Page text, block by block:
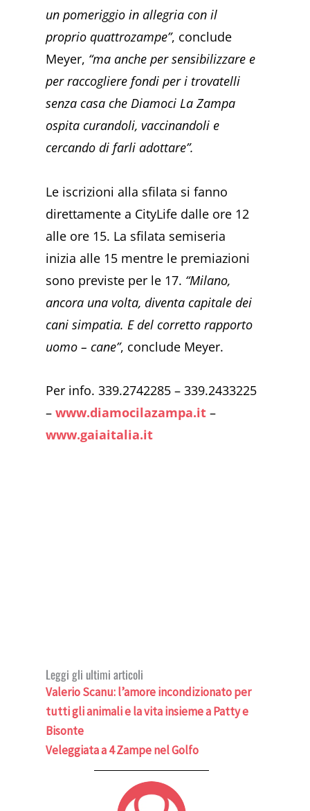
un pomeriggio in allegria con il
proprio quattrozampe”, conclude
Meyer, “ma anche per sensibilizzare e
per raccogliere fondi per i trovatelli
senza casa che Diamoci La Zampa
ospita curandoli, vaccinandoli e
cercando di farli adottare”.
Le iscrizioni alla sfilata si fanno
direttamente a CityLife dalle ore 12
alle ore 15. La sfilata semiseria
inizia alle 15 mentre le premiazioni
sono previste per le 17. “Milano,
ancora una volta, diventa capitale dei
cani simpatia. E del corretto rapporto
uomo – cane”, conclude Meyer.
Per info. 339.2742285 – 339.2433225
–www.diamocilazampa.it –
www.gaiaitalia.it
Leggi gli ultimi articoli
Valerio Scanu: l’amore incondizionato per
tutti gli animali e la vita insieme a Patty e
Bisonte
Veleggiata a 4 Zampe nel Golfo